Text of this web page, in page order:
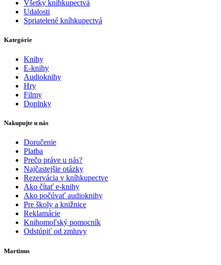
Všetky kníhkupectvá
Udalosti
Spriatelené kníhkupectvá
Kategórie
Knihy
E-knihy
Audioknihy
Hry
Filmy
Doplnky
Nakupujte u nás
Doručenie
Platba
Prečo práve u nás?
Najčastejšie otázky
Rezervácia v kníhkupectve
Ako čítať e-knihy
Ako počúvať audioknihy
Pre školy a knižnice
Reklamácie
Knihomoľský pomocník
Odstúpiť od zmluvy
Martinus